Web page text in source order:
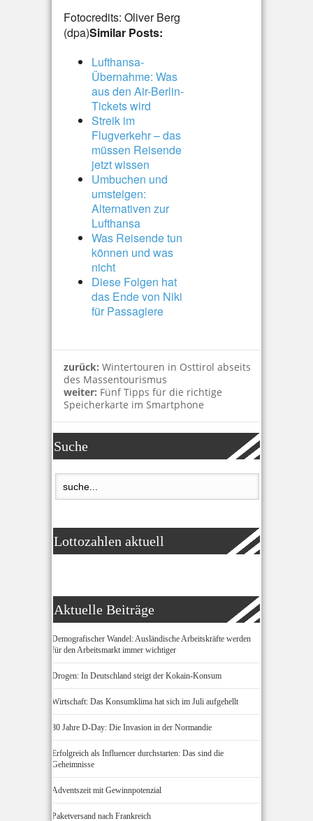
Fotocredits: Oliver Berg
(dpa)Similar Posts:
Lufthansa-
Übernahme: Was
aus den Air-Berlin-
Tickets wird
Streik im
Flugverkehr – das
müssen Reisende
jetzt wissen
Umbuchen und
umsteigen:
Alternativen zur
Lufthansa
Was Reisende tun
können und was
nicht
Diese Folgen hat
das Ende von Niki
für Passagiere
zurück: Wintertouren in Osttirol abseits
des Massentourismus
weiter: Fünf Tipps für die richtige
Speicherkarte im Smartphone
Suche
Lottozahlen aktuell
Aktuelle Beiträge
Demografischer Wandel: Ausländische Arbeitskräfte werden
für den Arbeitsmarkt immer wichtiger
Drogen: In Deutschland steigt der Kokain-Konsum
Wirtschaft: Das Konsumklima hat sich im Juli aufgehellt
80 Jahre D-Day: Die Invasion in der Normandie
Erfolgreich als Influencer durchstarten: Das sind die
Geheimnisse
Adventszeit mit Gewinnpotenzial
Paketversand nach Frankreich